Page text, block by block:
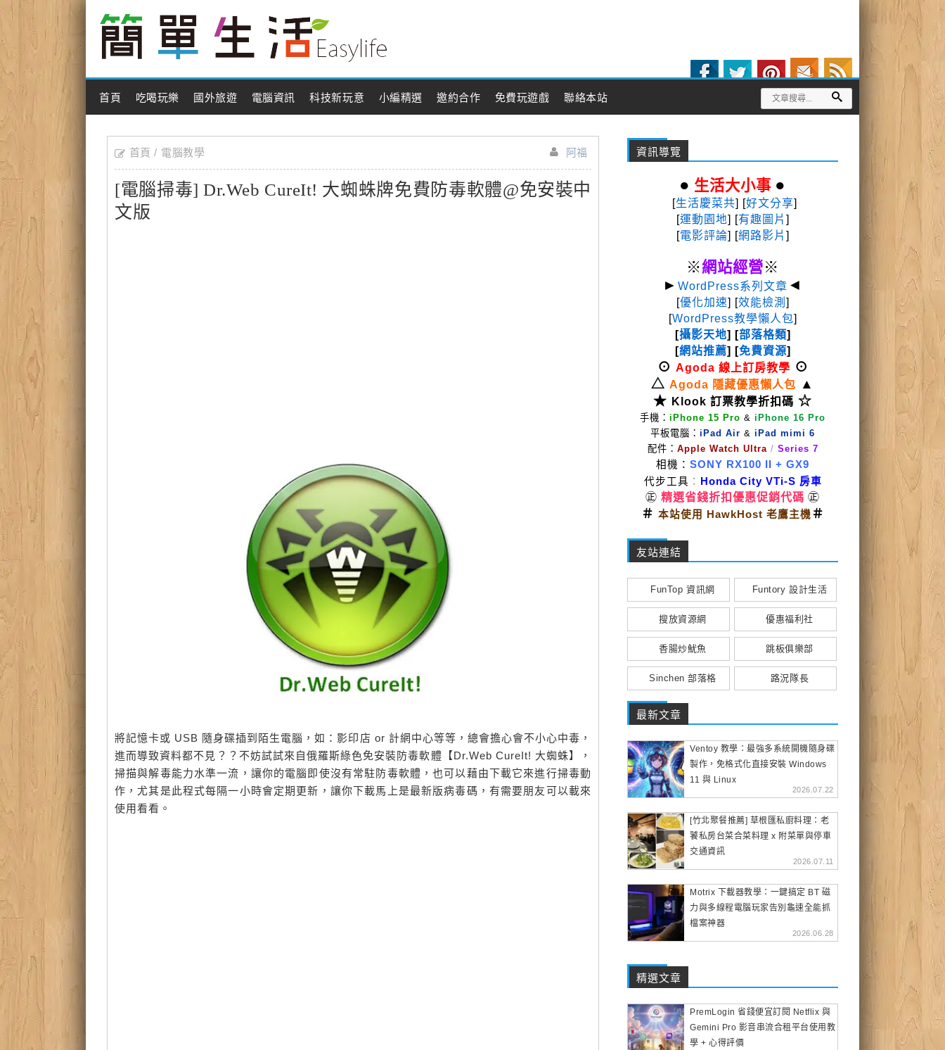
Main Menu
首頁 吃喝玩樂 國外旅遊 電腦資訊 科技新玩意 小編精選 邀約合作 免費玩遊戲 聯絡本站
首頁 電腦教學 阿福
[電腦掃毒] Dr.Web CureIt! 大蜘蛛牌免費防毒軟體@免安裝中
文版
將記憶卡或 USB 隨身碟插到陌生電腦，如：影印店 or 計網中心等等，總會擔心會不小心中毒，
進而導致資料都不見？？不妨試試來自俄羅斯綠色免安裝防毒軟體【Dr.Web CureIt! 大蜘蛛】，
掃描與解毒能力水準一流，讓你的電腦即使沒有常駐防毒軟體，也可以藉由下載它來進行掃毒動
作，尤其是此程式每隔一小時會定期更新，讓你下載馬上是最新版病毒碼，有需要朋友可以載來
使用看看。
資訊導覽
● 生活大小事 ●
[生活慶菜共] [好文分享]
[運動園地] [有趣圖片 ]
[電影評論] [網路影片 ]
※網站經營※
► WordPress系列文章 ◄
[優化加速] [效能檢測 ]
[WordPress教學懶人包]
[攝影天地] [部落格類]
[網站推薦] [免費資源]
⊙ Agoda 線上訂房教學 ⊙
△ Agoda 隱藏優惠懶人包
▲
★ Klook 訂票教學折扣碼 ☆
手機： iPhone 15 Pro & iPhone 16 Pro
平板電腦： iPad Air & iPad mimi 6
配件： Apple Watch Ultra / Series 7
相機： SONY RX100 II
+ GX9
代步工具 ： Honda City VTi-S 房車
㊣ 精選省錢折扣優惠促銷代碼 ㊣
＃ 本站使用 HawkHost 老鷹主機＃
友站連結
FunTop 資訊網 Funtory 設計生活
搜放資源網 優惠福利社
香腸炒魷魚 跳板俱樂部
Sinchen 部落格 路況隊長
最新文章
Ventoy 教學：最強多系統開機隨身碟
製作，免格式化直接安裝 Windows
11 與 Linux
2026.07.22
[竹北聚餐推薦] 草根匯私廚料理：老
饕私房台菜合菜料理 x 附菜單與停車
交通資訊
2026.07.11
Motrix 下載器教學：一鍵搞定 BT 磁
力與多線程電腦玩家告別龜速全能抓
檔案神器
2026.06.28
精選文章
PremLogin 省錢便宜訂閱 Netflix 與
Gemini Pro 影音串流合租平台使用教
學 + 心得評價